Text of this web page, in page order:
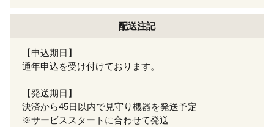
配送注記
【申込期日】
通年申込を受け付けております。
【発送期日】
決済から45日以内で見守り機器を発送予定
※サービススタートに合わせて発送